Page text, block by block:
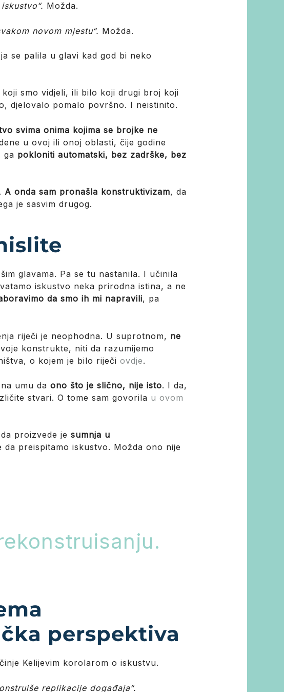
Možda.
novom mjestu“. Možda.
se palila u glavi kad god bi neko
smo vidjeli, ili bilo koji drugi broj koji
djelovalo pomalo površno. I neistinito.
svima onima kojima se brojke ne
u ovoj ili onoj oblasti, čije godine
ga pokloniti automatski, bez zadrške, bez
A onda sam pronašla konstruktivizam, da
je sasvim drugog.
glavama. Pa se tu nastanila. I učinila
iskustvo neka prirodna istina, a ne
da smo ih mi napravili, pa
riječi je neophodna. U suprotnom, ne
konstrukte, niti da razumijemo
o kojem je bilo riječi ovdje.
umu da ono što je slično, nije isto. I da,
stvari. O tome sam govorila u ovom
proizvede je sumnja u
da preispitamo iskustvo. Možda ono nije
perspektiva
Kelijevim korolarom o iskustvu.
replikacije događaja“.